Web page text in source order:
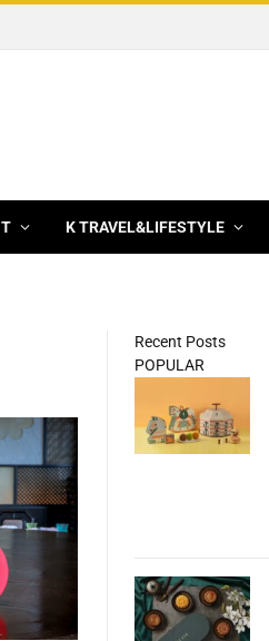
K TRAVEL&LIFESTYLE
Recent Posts
POPULAR